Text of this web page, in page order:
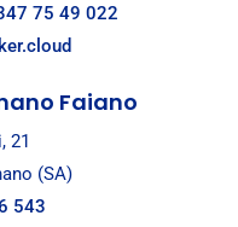
75 49 022
Faiano
21
(SA)
543